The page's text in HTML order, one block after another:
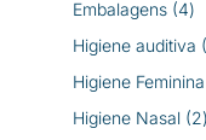
Embalagens 44
Higiene auditiva
Higiene Feminina
Higiene Nasal 22